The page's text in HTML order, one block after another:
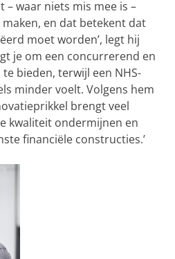
waar niets mis mee is –
en dat betekent dat
moet worden’, legt hij
je om een concurrerend en
bieden, terwijl een NHS-
minder voelt. Volgens hem
brengt veel
kwaliteit ondermijnen en
financiële constructies.’